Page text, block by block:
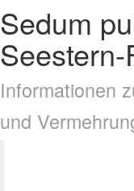
Sedum
Informationen
und